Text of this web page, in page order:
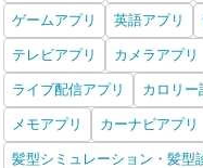
ゲームアプリ 英語アプリ
テレビアプリ カメラアプリ
ライブ配信アプリ カロリー
メモアプリ カーナビアプリ
髪型シミュレーション・髪型